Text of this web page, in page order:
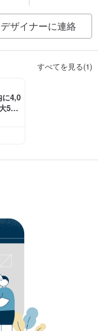
デザイナーに連絡
すべてを見る(1)
に4,0
500